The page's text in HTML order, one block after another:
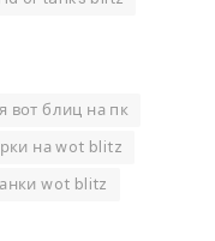
вот блиц на пк
на wot blitz
wot blitz